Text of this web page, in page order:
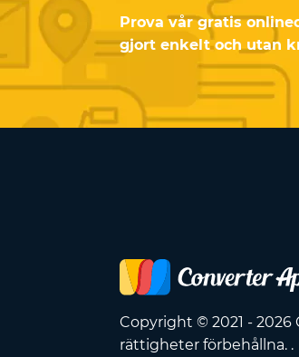
Prova vår gratis
gjort enkelt och utan
Copyright © 2021 - 2026
rättigheter förbehållna. .